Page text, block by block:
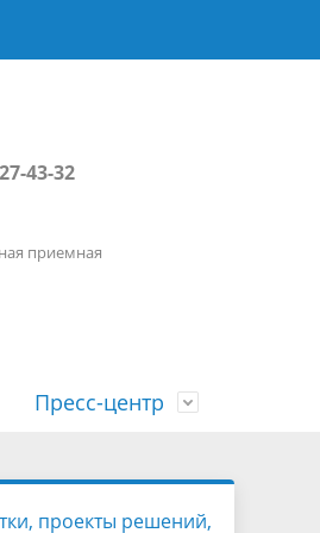
43-32
приемная
сессии
расходах, об
Пресс-центр
проекты решений,